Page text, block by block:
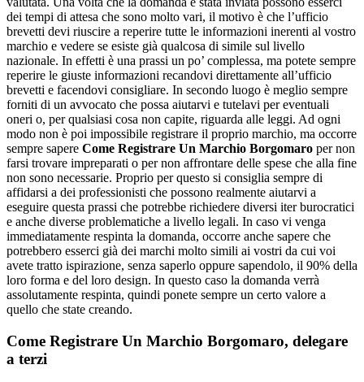
dei tempi di attesa che sono molto vari, il motivo è che l’ufficio
brevetti devi riuscire a reperire tutte le informazioni inerenti al vostro
marchio e vedere se esiste già qualcosa di simile sul livello
nazionale. In effetti è una prassi un po’ complessa, ma potete sempre
reperire le giuste informazioni recandovi direttamente all’ufficio
brevetti e facendovi consigliare. In secondo luogo è meglio sempre
forniti di un avvocato che possa aiutarvi e tutelavi per eventuali
oneri o, per qualsiasi cosa non capite, riguarda alle leggi. Ad ogni
modo non è poi impossibile registrare il proprio marchio, ma occorre
sempre sapere Come Registrare Un Marchio Borgomaro per non
farsi trovare impreparati o per non affrontare delle spese che alla fine
non sono necessarie. Proprio per questo si consiglia sempre di
affidarsi a dei professionisti che possono realmente aiutarvi a
eseguire questa prassi che potrebbe richiedere diversi iter burocratici
e anche diverse problematiche a livello legali. In caso vi venga
immediatamente respinta la domanda, occorre anche sapere che
potrebbero esserci già dei marchi molto simili ai vostri da cui voi
avete tratto ispirazione, senza saperlo oppure sapendolo, il 90% della
loro forma e del loro design. In questo caso la domanda verrà
assolutamente respinta, quindi ponete sempre un certo valore a
quello che state creando.
Come Registrare Un Marchio Borgomaro, delegare
a terzi